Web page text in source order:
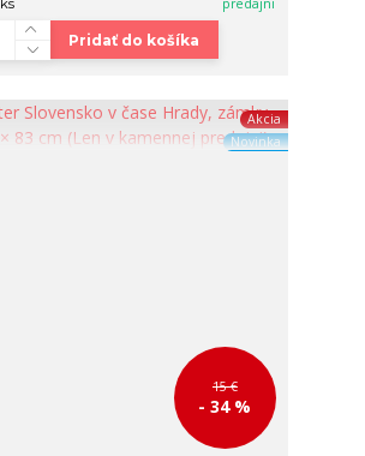
Pridať do košíka
Akcia
Novinka
15 €
- 34 %